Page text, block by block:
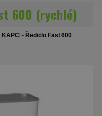
600 (rychlé)
KAPCI - Ředidlo Fast 600